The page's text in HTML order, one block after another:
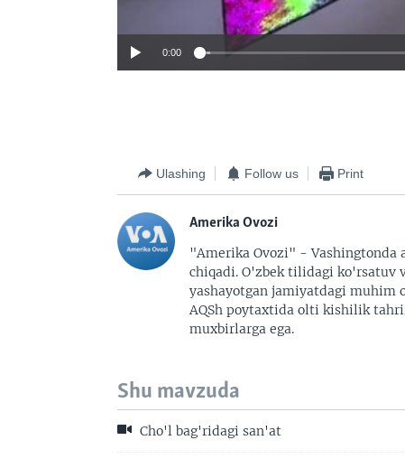
0:00
Ulashing Follow us Print
Amerika Ovozi
"Amerika Ovozi" - Vashingtonda
chiqadi. O'zbek tilidagi ko'rsatuv
yashayotgan jamiyatdagi muhim
AQSh poytaxtida olti kishilik
muxbirlarga ega.
Shu mavzuda
Cho'l bag'ridagi san'at